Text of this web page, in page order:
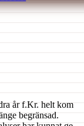
år f.Kr. helt kom
begränsad.